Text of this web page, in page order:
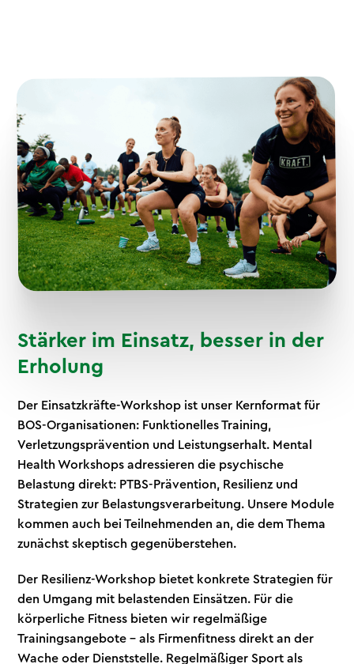
Stärker im Einsatz, besser in der
Erholung
Der Einsatzkräfte-Workshop ist unser Kernformat für
BOS-Organisationen: Funktionelles Training,
Verletzungsprävention und Leistungserhalt. Mental
Health Workshops adressieren die psychische
Belastung direkt: PTBS-Prävention, Resilienz und
Strategien zur Belastungsverarbeitung. Unsere Module
kommen auch bei Teilnehmenden an, die dem Thema
zunächst skeptisch gegenüberstehen.
Der Resilienz-Workshop bietet konkrete Strategien für
den Umgang mit belastenden Einsätzen. Für die
körperliche Fitness bieten wir regelmäßige
Trainingsangebote – als Firmenfitness direkt an der
Wache oder Dienststelle. Regelmäßiger Sport als